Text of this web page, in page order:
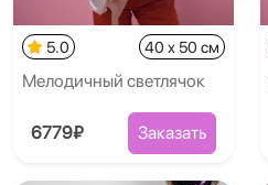
5.0 40 x 50 см
Мелодичный светлячок
6779₽ Заказать